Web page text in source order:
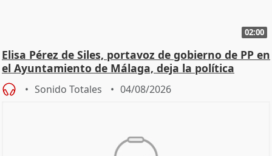
02:00
Elisa Pérez de Siles, portavoz de gobierno de PP en
el Ayuntamiento de Málaga, deja la política
Sonido Totales 04/08/2026